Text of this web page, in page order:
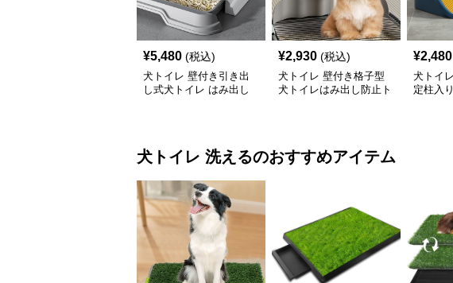
¥5,480 (税込)
犬トイレ 壁付き引き出
し式犬トイレ はみ出し
¥2,930 (税込)
犬トイレ 壁付き格子型
犬トイレはみ出し防止ト
¥2,480
犬トイ
定柱入
犬トイレ 洗えるのおすすめアイテム